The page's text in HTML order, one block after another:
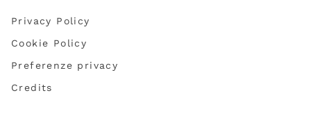
Privacy Policy
Cookie Policy
Preferenze privacy
Credits